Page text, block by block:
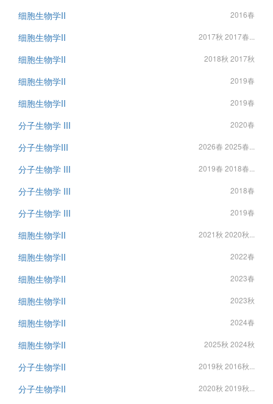
细胞生物学II 2016春
细胞生物学II 2017秋 2017春...
细胞生物学II 2018秋 2017秋
细胞生物学II 2019春
细胞生物学II 2019春
分子生物学 III 2020春
分子生物学III 2026春 2025春...
分子生物学 III 2019春 2018春...
分子生物学 III 2018春
分子生物学 III 2019春
细胞生物学II 2021秋 2020秋...
细胞生物学II 2022春
细胞生物学II 2023春
细胞生物学II 2023秋
细胞生物学II 2024春
细胞生物学II 2025秋 2024秋
分子生物学II 2019秋 2016秋...
分子生物学II 2020秋 2019秋...